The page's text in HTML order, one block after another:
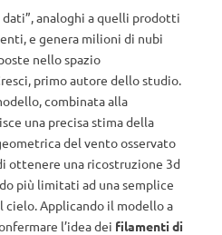
analoghi a quelli prodotti
e genera milioni di nubi
nello spazio
primo autore dello studio.
combinata alla
una precisa stima della
del vento osservato
ottenere una ricostruzione 3d
più limitati ad una semplice
cielo. Applicando il modello a
l’idea dei filamenti di